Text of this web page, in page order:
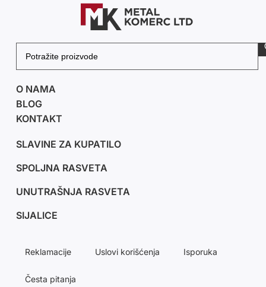
O NAMA
BLOG
KONTAKT
SLAVINE ZA KUPATILO
SPOLJNA RASVETA
UNUTRAŠNJA RASVETA
SIJALICE
Reklamacije Uslovi korišćenja Isporuka
Česta pitanja